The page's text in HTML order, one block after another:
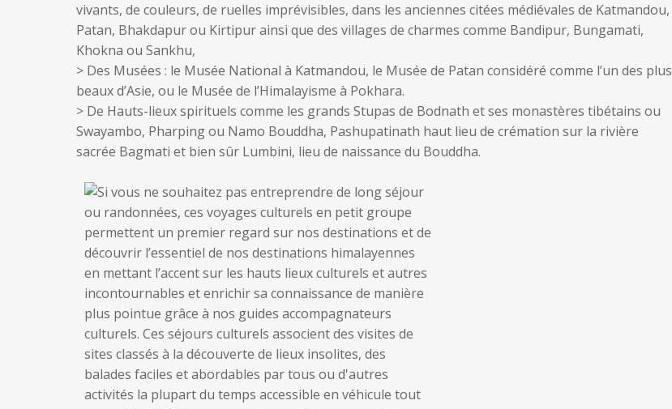
vivants, de couleurs, de ruelles imprévisibles, dans les anciennes citées médiévales de Katmandou,
Patan, Bhakdapur ou Kirtipur ainsi que des villages de charmes comme Bandipur, Bungamati,
Khokna ou Sankhu,
> Des Musées : le Musée National à Katmandou, le Musée de Patan considéré comme l’un des plus
beaux d’Asie, ou le Musée de l’Himalayisme à Pokhara.
> De Hauts-lieux spirituels comme les grands Stupas de Bodnath et ses monastères tibétains ou
Swayambo, Pharping ou Namo Bouddha, Pashupatinath haut lieu de crémation sur la rivière
sacrée Bagmati et bien sûr Lumbini, lieu de naissance du Bouddha.